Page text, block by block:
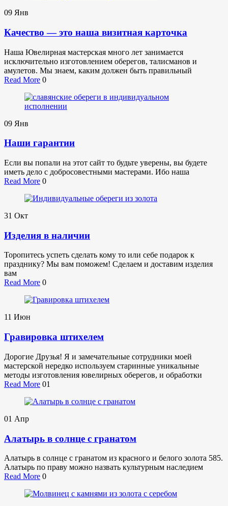
09 Янв
Качество — это наша визитная карточка
Наша Ювелирная мастерская много лет занимается
исключительно изготовлением оберегов, талисманов и
амулетов. Мы знаем, каким должен быть правильный
Read More 0
09 Янв
Наши гарантии
Если вы попали на этот сайт то будьте уверены, вы будете
иметь дело с добросовестными мастерами. Ибо наша
Read More 0
31 Окт
Изделия в наличии
Торопитесь успеть сделать кому то или себе подарок к
празднику? Мы вам поможем! Сделаем и доставим изделия
вам
Read More 0
11 Июн
Гравировка штихелем
Дорогие Друзья! Я и замечательные сотрудники моей
мастерской нередко используем старинные уникальные
методы изготовления ювелирных оберегов, и обработки
Read More 01
01 Апр
Алатырь в солнце с гранатом
Алатырь в солнце с гранатом из красного и белого золота 585.
Алатырь по праву можно назвать культурным наследием
Read More 0